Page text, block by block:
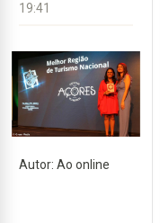
19:41
Autor: Ao online